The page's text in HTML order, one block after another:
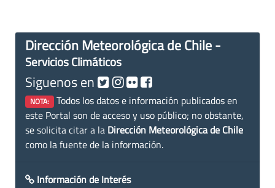
Dirección Meteorológica de Chile -
Servicios Climáticos
Siguenos en
NOTA: Todos los datos e información publicados en
este Portal son de acceso y uso público; no obstante,
se solicita citar a la Dirección Meteorológica de Chile
como la fuente de la información.
Información de Interés